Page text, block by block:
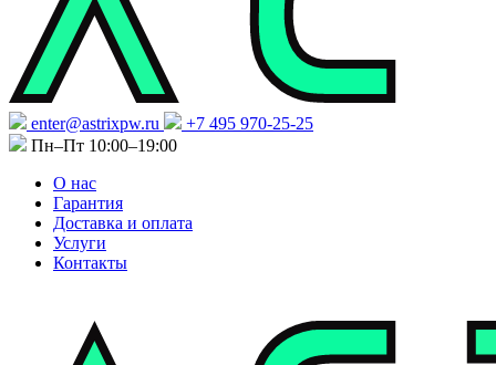
enter@astrixpw.ru
+7 495 970-25-25
Пн–Пт 10:00–19:00
О нас
Гарантия
Доставка и оплата
Услуги
Контакты